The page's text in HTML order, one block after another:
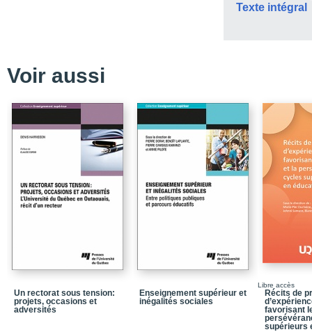
Témoignages
Documents d'époque
Repères
Structures
Sources
Texte intégral
Voir aussi
Un rectorat sous tension:
projets, occasions et
adversités
Enseignement supérieur et
inégalités sociales
Libre accès
Récits de
favorisant
supérieurs